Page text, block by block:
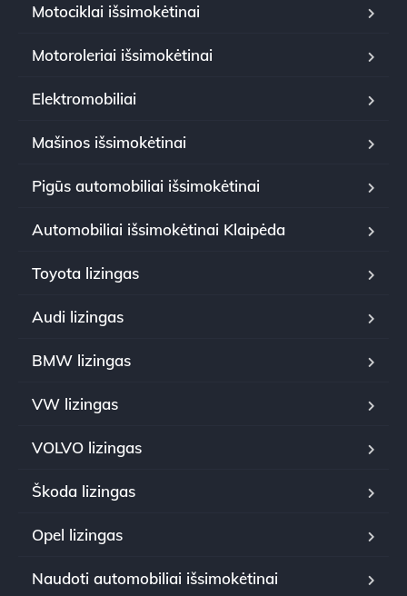
Motociklai išsimokėtinai
Motoroleriai išsimokėtinai
Elektromobiliai
Mašinos išsimokėtinai
Pigūs automobiliai išsimokėtinai
Automobiliai išsimokėtinai Klaipėda
Toyota lizingas
Audi lizingas
BMW lizingas
VW lizingas
VOLVO lizingas
Škoda lizingas
Opel lizingas
Naudoti automobiliai išsimokėtinai